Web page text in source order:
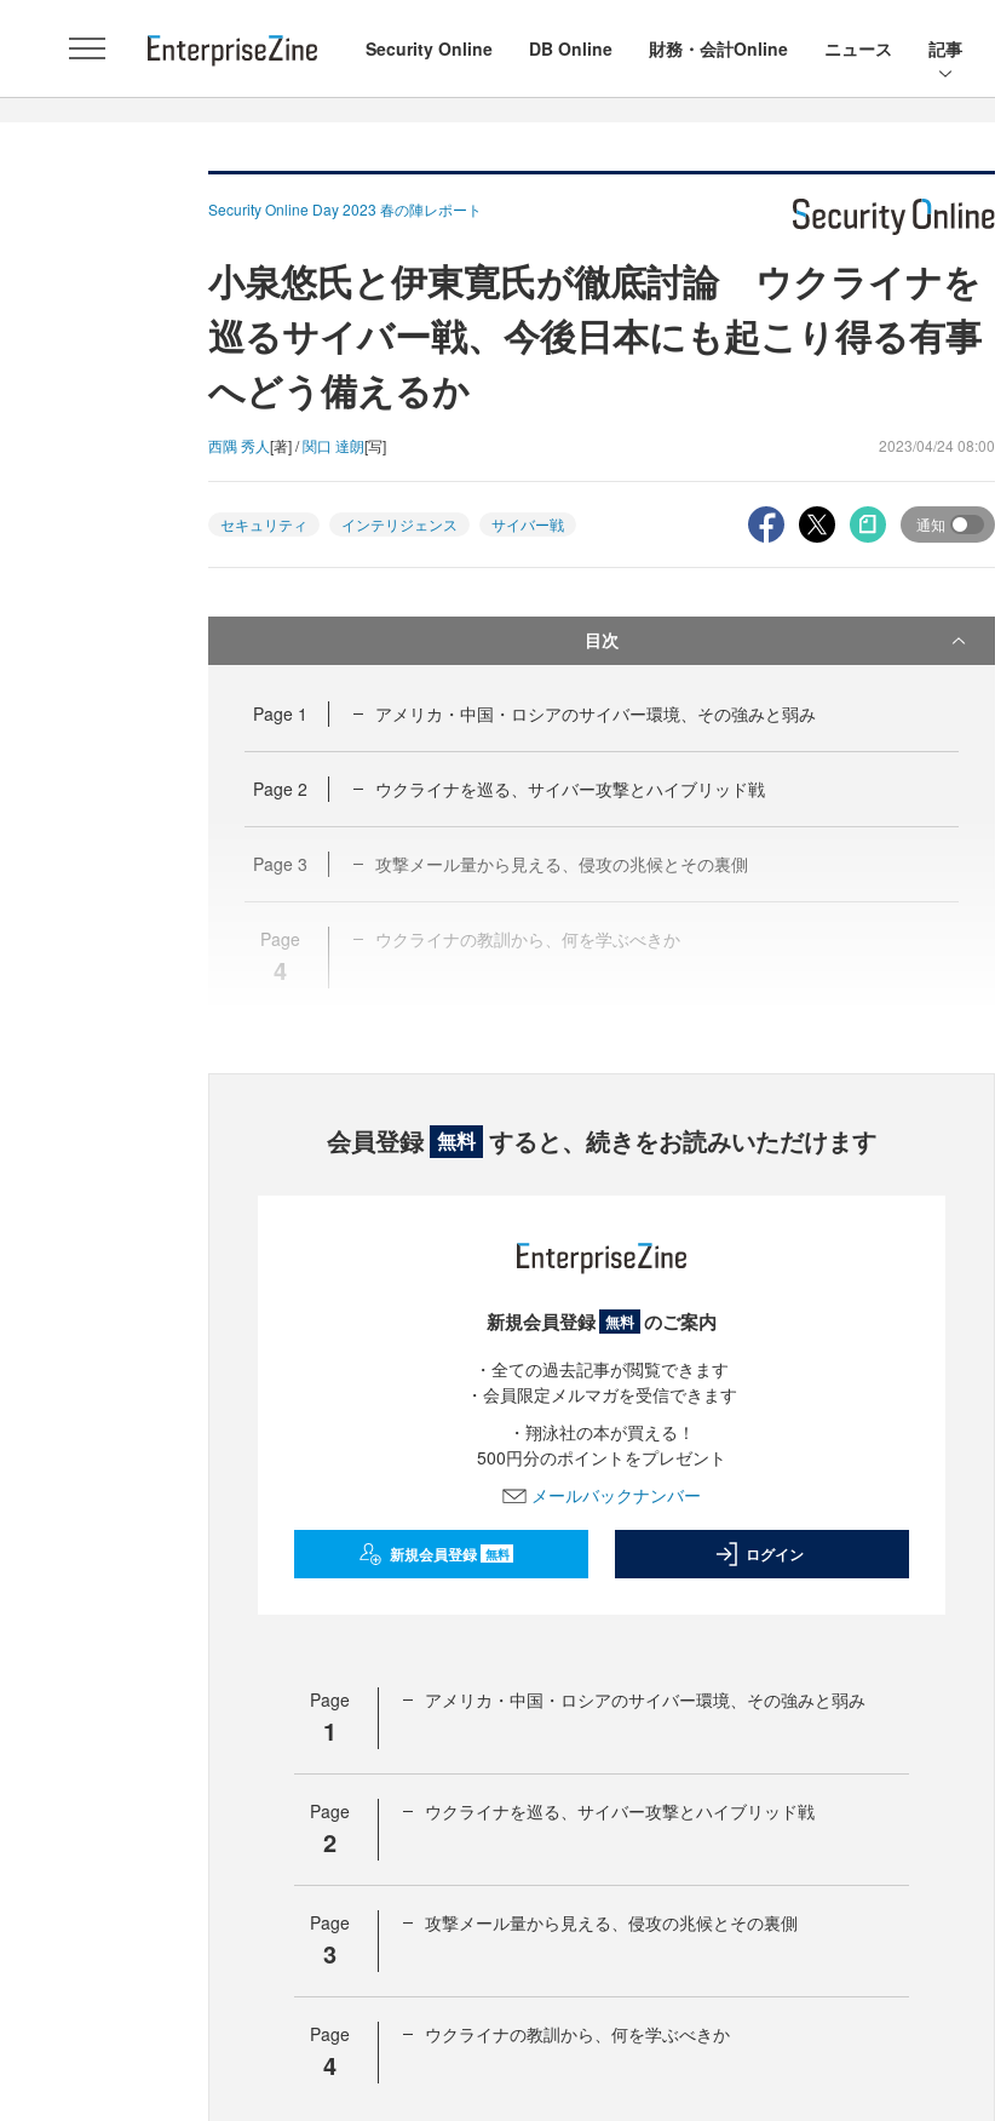
Security Online DB Online 財務・会計Online ニュース 記事
Security Online Day 2023 春の陣レポート
小泉悠氏と伊東寛氏が徹底討論 ウクライナを
巡るサイバー戦、今後日本にも起こり得る有事
へどう備えるか
西隅 秀人[著] /関口 達朗[写] 2023/04/24 08:00
セキュリティ インテリジェンス サイバー戦 通知
目次
Page 1 アメリカ・中国・ロシアのサイバー環境、その強みと弱み
Page 2 ウクライナを巡る、サイバー攻撃とハイブリッド戦
Page 3 攻撃メール量から見える、侵攻の兆候とその裏側
Page
4
ウクライナの教訓から、何を学ぶべきか
会員登録 無料 すると、続きをお読みいただけます
新規会員登録 無料 のご案内
・全ての過去記事が閲覧できます
・会員限定メルマガを受信できます
・翔泳社の本が買える！
500円分のポイントをプレゼント
メールバックナンバー
新規会員登録 無料 ログイン
Page
1
アメリカ・中国・ロシアのサイバー環境、その強みと弱み
Page
2
ウクライナを巡る、サイバー攻撃とハイブリッド戦
Page
3
攻撃メール量から見える、侵攻の兆候とその裏側
Page
4
ウクライナの教訓から、何を学ぶべきか